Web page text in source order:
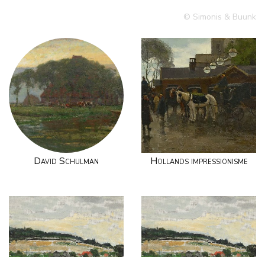
© Simonis & Buunk
David Schulman Hollands impressionisme